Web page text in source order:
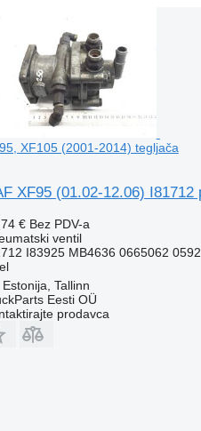
XF105 (2001-2014) tegljača
XF95 (01.02-12.06)
€ Bez PDV-a
ventil
I83925 MB4636 0665062
Estonija, Tallinn
Eesti OÜ
prodavca